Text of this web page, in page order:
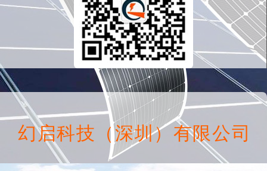
幻启科技（深圳）有限公司